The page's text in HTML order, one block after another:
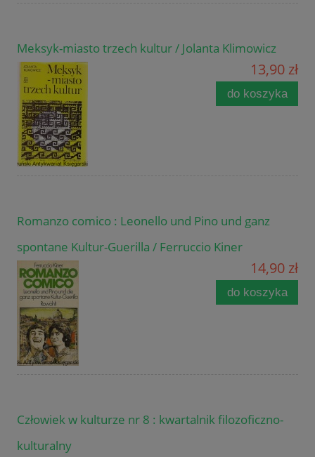
Meksyk-miasto trzech kultur / Jolanta Klimowicz
13,90 zł
do koszyka
Romanzo comico : Leonello und Pino und ganz
spontane Kultur-Guerilla / Ferruccio Kiner
14,90 zł
do koszyka
Człowiek w kulturze nr 8 : kwartalnik filozoficzno-
kulturalny